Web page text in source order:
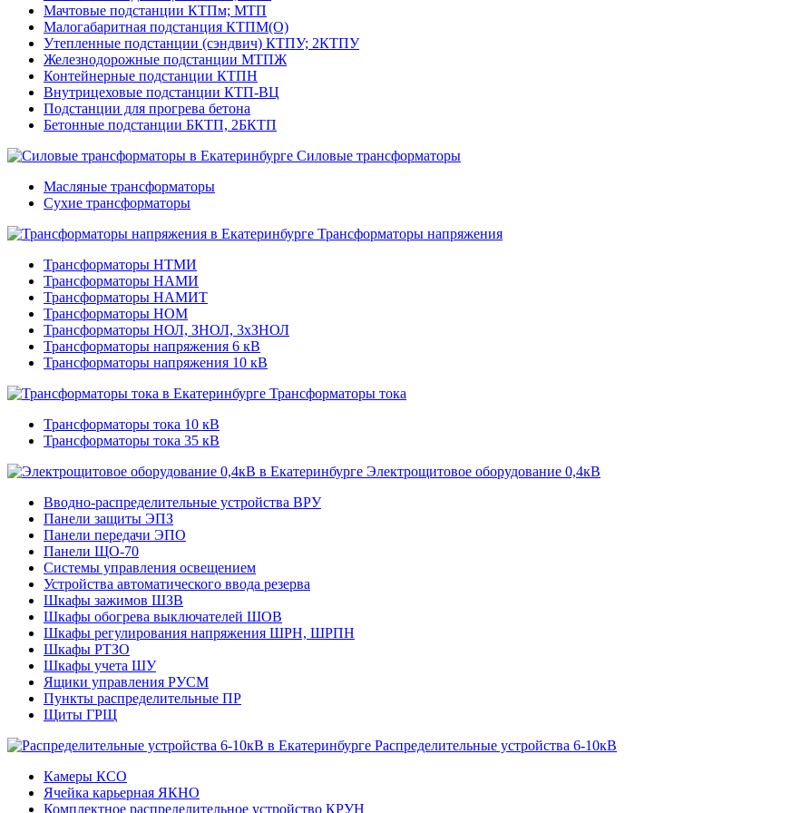
Мачтовые подстанции КТПм; МТП
Малогабаритная подстанция КТПМ(О)
Утепленные подстанции (сэндвич) КТПУ; 2КТПУ
Железнодорожные подстанции МТПЖ
Контейнерные подстанции КТПН
Внутрицеховые подстанции КТП-ВЦ
Подстанции для прогрева бетона
Бетонные подстанции БКТП, 2БКТП
Силовые трансформаторы
Масляные трансформаторы
Сухие трансформаторы
Трансформаторы напряжения
Трансформаторы НТМИ
Трансформаторы НАМИ
Трансформаторы НАМИТ
Трансформаторы НОМ
Трансформаторы НОЛ, ЗНОЛ, 3хЗНОЛ
Трансформаторы напряжения 6 кВ
Трансформаторы напряжения 10 кВ
Трансформаторы тока
Трансформаторы тока 10 кВ
Трансформаторы тока 35 кВ
Электрощитовое оборудование 0,4кВ
Вводно-распределительные устройства ВРУ
Панели защиты ЭПЗ
Панели передачи ЭПО
Панели ЩО-70
Системы управления освещением
Устройства автоматического ввода резерва
Шкафы зажимов ШЗВ
Шкафы обогрева выключателей ШОВ
Шкафы регулирования напряжения ШРН, ШРПН
Шкафы РТЗО
Шкафы учета ШУ
Ящики управления РУСМ
Пункты распределительные ПР
Щиты ГРЩ
Распределительные устройства 6-10кВ
Камеры КСО
Ячейка карьерная ЯКНО
Комплектное распределительное устройство КРУН